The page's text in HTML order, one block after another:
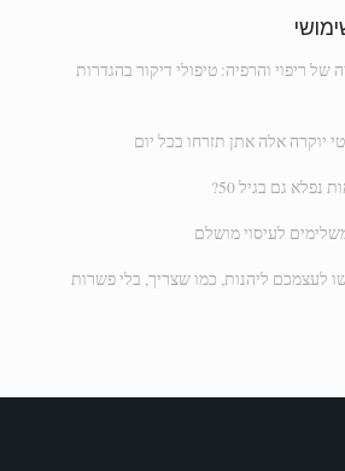
של ריפוי והרפיה: טיפולי דיקור בהגדרות
יוקרה אלה אתן תזרחו בכל יום
נפלא גם בגיל 50?
לעיסוי מושלם
לעצמכם ליהנות, כמו שצריך, בלי פשרות